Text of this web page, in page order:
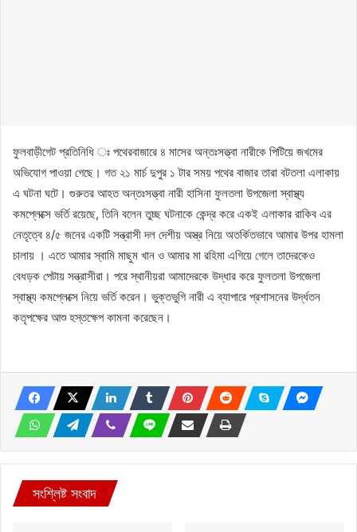
ফুলবাড়ীগেট প্রতিনিধি ঃ পথেরবাজারে ৪ মাসের অন্তঃসত্ত্বা নারীকে পিটিয়ে জখমের
অভিযোগ পাওয়া গেছে। গত ২১ মার্চ দুপুর ১ টার সময় পথের বাজার তারা বটতলা এলাকায়
এ ঘটনা ঘটে। গুরুতর আহত অন্তঃসত্ত্বা নারী হাসিনা ফুলতলা উপজেলা স্বাস্থ্য
কমপ্লেক্সে ভর্তি রয়েছে, তিনি বলেন তুচ্ছ ঘটনাকে কেন্দ্র করে একই এলাকার রাকিব এর
নেতৃত্বে ৪/৫ জনের একটি সন্ত্রাসী দল দেশীয় অস্ত্র নিয়ে অতর্কিতভাবে আমার উপর হামলা
চালায় । এতে আমার স্বামি মাছুম খান ও আমার মা রহিমা এগিয়ে গেলে তাদেরকেও
বেধড়ক পেটায় সন্ত্রাসীরা। পরে স্থানীয়রা আমাদেরকে উদ্ধার করে ফুলতলা উপজেলা
স্বাস্থ্য কমপ্লেক্সে নিয়ে ভর্তি করেন। ভুক্তভুগি নারী এ ব্যাপারে প্রশাসনের উর্দ্ধতন
কতৃপক্ষের আশু হস্তক্ষেপ কামনা করেছেন।
সংশ্লিষ্ট সংবাদ